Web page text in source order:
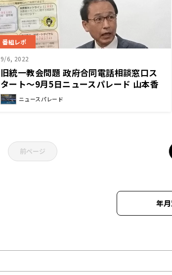
番組レポ
9/6, 2022
旧統一教会問題 政府合同電話相談窓口ス
タート～9月5日ニュースパレード 山本香
記者取材後記
ニュースパレード
前ページ
年